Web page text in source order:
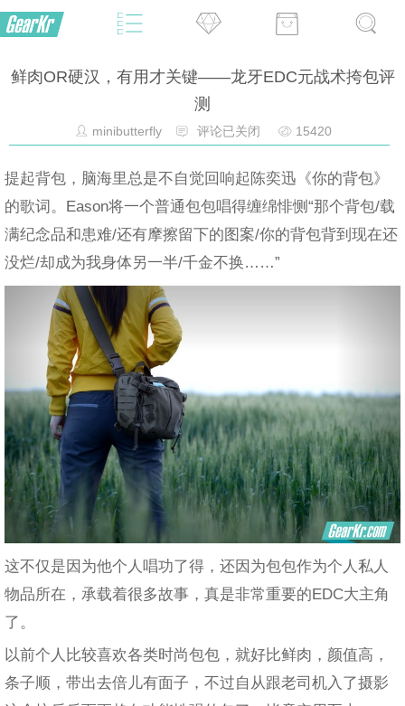
鲜肉OR硬汉，有用才关键——龙牙EDC元战术挎包评
测
minibutterfly 评论已关闭 15420
提起背包，脑海里总是不自觉回响起陈奕迅《你的背包》
的歌词。Eason将一个普通包包唱得缠绵悱恻“那个背包/载
满纪念品和患难/还有摩擦留下的图案/你的背包背到现在还
没烂/却成为我身体另一半/千金不换……”
这不仅是因为他个人唱功了得，还因为包包作为个人私人
物品所在，承载着很多故事，真是非常重要的EDC大主角
了。
以前个人比较喜欢各类时尚包包，就好比鲜肉，颜值高，
条子顺，带出去倍儿有面子，不过自从跟老司机入了摄影